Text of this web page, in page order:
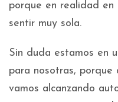
porque en realidad
sentir muy sola.
Sin duda estamos en
para nosotras, porque
vamos alcanzando